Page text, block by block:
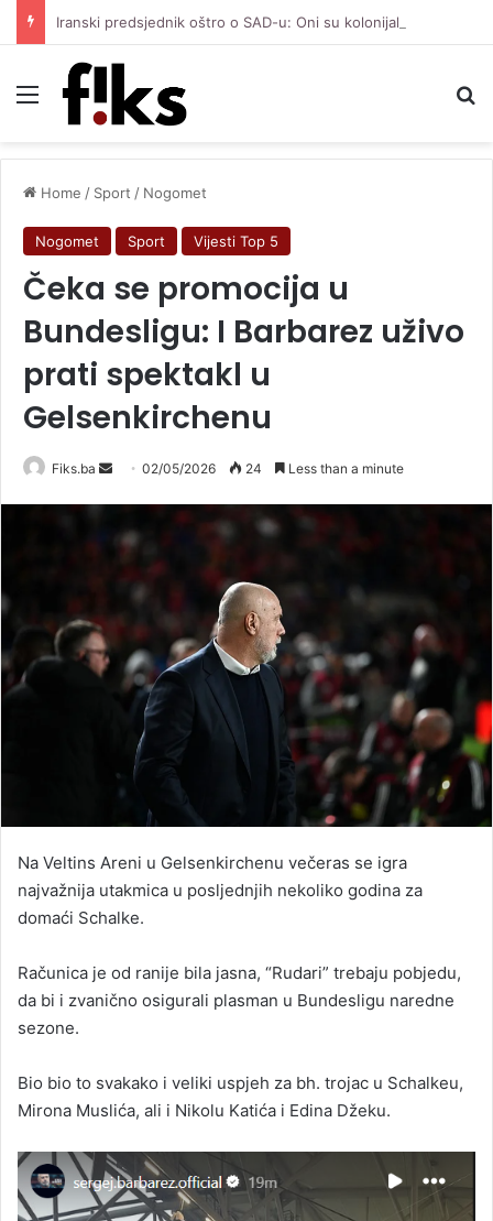
Menu
Home / Sport / Nogomet
Nogomet Sport Vijesti Top 5
Čeka se promocija u
Bundesligu: I Barbarez uživo
prati spektakl u
Gelsenkirchenu
Fiks.ba
Send02/05/2026 24 Less than a minute
Na Veltins Areni u Gelsenkirchenu večeras se igra
najvažnija utakmica u posljednjih nekoliko godina za
domaći Schalke.
Računica je od ranije bila jasna, “Rudari” trebaju pobjedu,
da bi i zvanično osigurali plasman u Bundesligu naredne
sezone.
Bio bio to svakako i veliki uspjeh za bh. trojac u Schalkeu,
Mirona Muslića, ali i Nikolu Katića i Edina Džeku.